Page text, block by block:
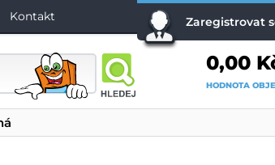
Kontakt Zaregistrovat
0,00
HODNOTA